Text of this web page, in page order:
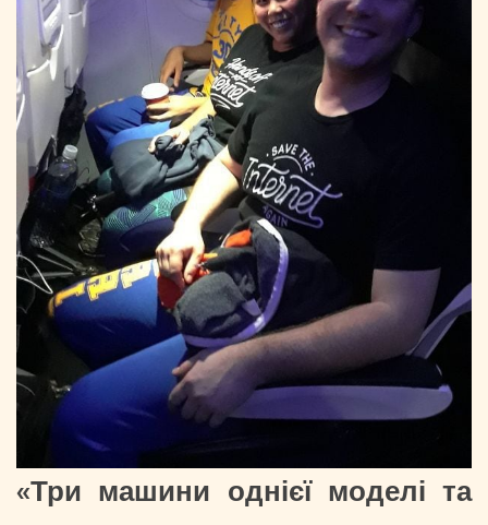
«Три машини однієї моделі та